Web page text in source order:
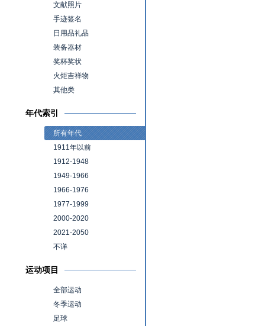
文献照片
手迹签名
日用品礼品
装备器材
奖杯奖状
火炬吉祥物
其他类
年代索引
所有年代
1911年以前
1912-1948
1949-1966
1966-1976
1977-1999
2000-2020
2021-2050
不详
运动项目
全部运动
冬季运动
足球